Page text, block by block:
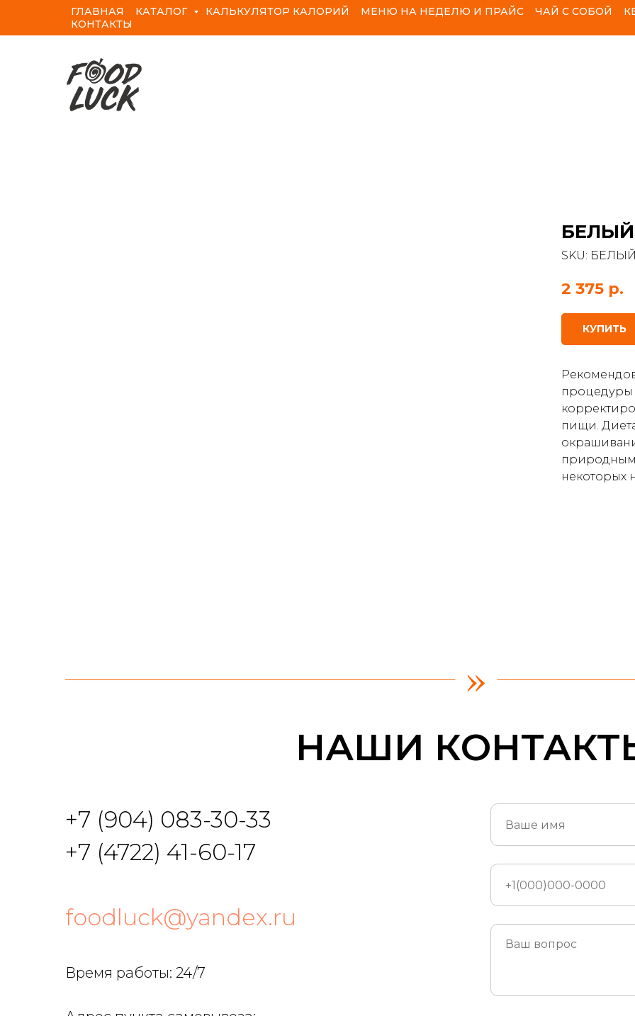
ГЛАВНАЯ КАТАЛОГ КАЛЬКУЛЯТОР КАЛОРИЙ МЕНЮ НА НЕДЕЛЮ И ПРАЙС ЧАЙ С СОБОЙ
КОНТАКТЫ
БЕЛЫЙ
SKU:
2 375 р.
КУПИТЬ
процедуры
пищи.
некоторых
»
НАШИ
+7 (904) 083-30-33
+7 (4722) 41-60-17
foodluck@yandex.ru
Время работы: 24/7